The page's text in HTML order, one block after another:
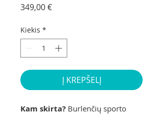
349,00 €Price
Kiekis *
Į KREPŠELĮ
Kam skirta? Burlenčių sporto